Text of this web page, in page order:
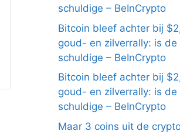
schuldige – BeInCrypto
Bitcoin bleef achter bij
goud- en zilverrally: is de
schuldige – BeInCrypto
Bitcoin bleef achter bij
goud- en zilverrally: is de
schuldige – BeInCrypto
Maar 3 coins uit de